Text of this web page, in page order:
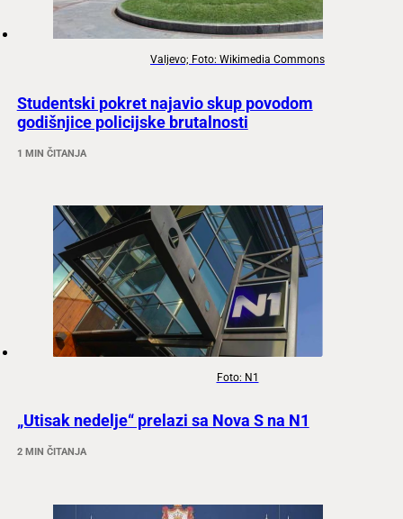
Valjevo; Foto: Wikimedia Commons
Studentski pokret najavio skup povodom
godišnjice policijske brutalnosti
1 MIN ČITANJA
Foto: N1
„Utisak nedelje“ prelazi sa Nova S na N1
2 MIN ČITANJA